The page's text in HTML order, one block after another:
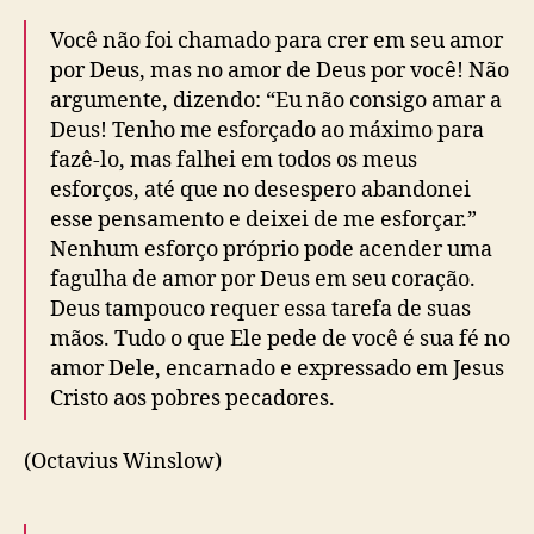
)
Você não foi chamado para crer em seu amor
por Deus, mas no amor de Deus por você! Não
argumente, dizendo: “Eu não consigo amar a
Deus! Tenho me esforçado ao máximo para
fazê-lo, mas falhei em todos os meus
esforços, até que no desespero abandonei
esse pensamento e deixei de me esforçar.”
Nenhum esforço próprio pode acender uma
fagulha de amor por Deus em seu coração.
Deus tampouco requer essa tarefa de suas
mãos. Tudo o que Ele pede de você é sua fé no
amor Dele, encarnado e expressado em Jesus
Cristo aos pobres pecadores.
(Octavius Winslow)